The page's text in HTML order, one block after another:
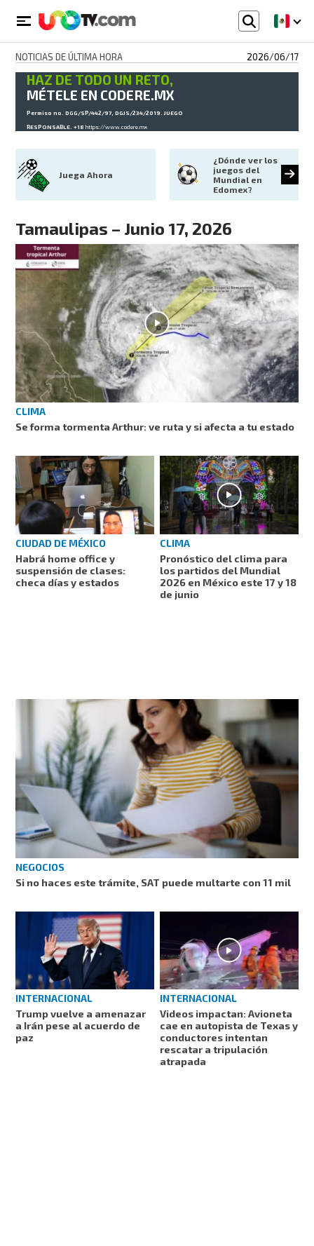
NOTICIAS DE ÚLTIMA HORA 2026/06/17
HAZ DE TODO UN RETO,
MÉTELE EN CODERE.MX
Permiso no. DGG/SP/442/97, DGJS/234/2019. JUEGO
RESPONSABLE. +18https://www.codere.mx
Juega Ahora
¿Dónde ver los
juegos del
Mundial en
Edomex?
Tamaulipas – Junio 17, 2026
CLIMA
Se forma tormenta Arthur: ve ruta y si afecta a tu estado
CIUDAD DE MÉXICO
Habrá home office y
suspensión de clases:
checa días y estados
CLIMA
Pronóstico del clima para
los partidos del Mundial
2026 en México este 17 y 18
de junio
NEGOCIOS
Si no haces este trámite, SAT puede multarte con 11 mil
INTERNACIONAL
Trump vuelve a amenazar
a Irán pese al acuerdo de
paz
INTERNACIONAL
Videos impactan: Avioneta
cae en autopista de Texas y
conductores intentan
rescatar a tripulación
atrapada